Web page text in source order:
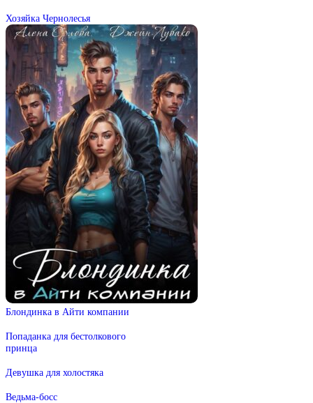
Хозяйка Чернолесья
Блондинка в Айти компании
Попаданка для бестолкового
принца
Девушка для холостяка
Ведьма-босс